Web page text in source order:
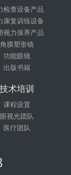
检查设备产品
康复训练设备
视力保养产品
角膜塑形镜
功能眼镜
出版书籍
技术培训
课程设置
眼视光团队
医疗团队